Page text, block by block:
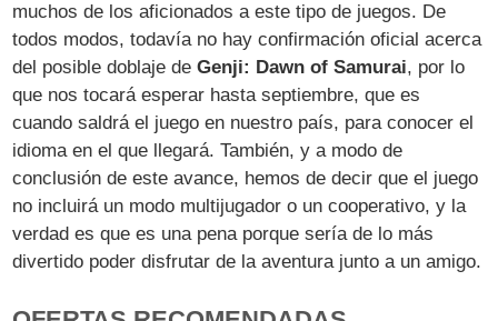
muchos de los aficionados a este tipo de juegos. De
todos modos, todavía no hay confirmación oficial acerca
del posible doblaje deGenji: Dawn of Samurai, por lo
que nos tocará esperar hasta septiembre, que es
cuando saldrá el juego en nuestro país, para conocer el
idioma en el que llegará. También, y a modo de
conclusión de este avance, hemos de decir que el juego
no incluirá un modo multijugador o un cooperativo, y la
verdad es que es una pena porque sería de lo más
divertido poder disfrutar de la aventura junto a un amigo.